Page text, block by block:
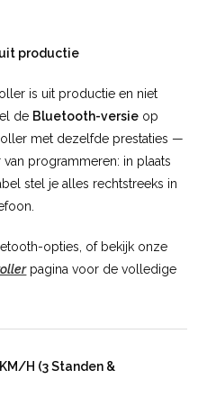
productie
is uit productie en niet
de Bluetooth-versie op
met dezelfde prestaties —
programmeren: in plaats
stel je alles rechtstreeks in
opties, of bekijk onze
pagina voor de volledige
H (3 Standen &